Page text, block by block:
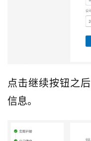
点击继续按钮之
信息。